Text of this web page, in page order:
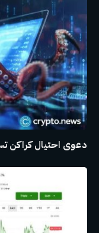
دعوى احتيال كراكن